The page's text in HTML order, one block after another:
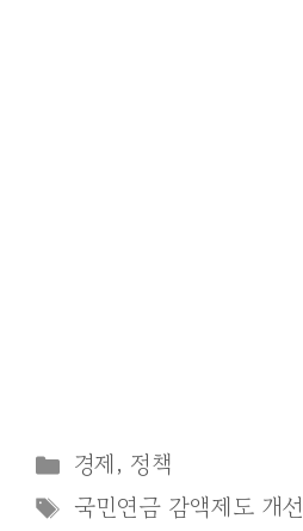
Categories
경제, 정책
Tags
국민연금 감액제도 개선